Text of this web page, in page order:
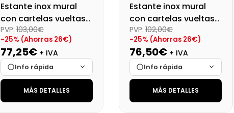
Estante inox mural
con cartelas vueltas
80x40 cm
PVP: 103,00€
-25% (Ahorras 26€)
77,25€ + IVA
Info rápida
Marca
Cargando…
MÁS DETALLES
Estante inox mural
con cartelas vueltas
60x40 cm
PVP: 102,00€
-25% (Ahorras 26€)
76,50€ + IVA
Info rápida
Marca
Cargando…
MÁS DETALLES